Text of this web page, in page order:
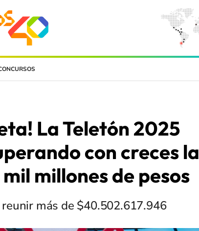
La Teletón 2025
con creces la
millones de pesos
más de $40.502.617.946